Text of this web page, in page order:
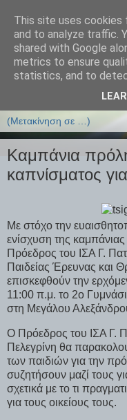
Online Μαθήματα
Καμπάνια
καπνίσματος
Με στόχο την
ενίσχυση της
Πρόεδρος του ΙΣΑ Γ.
Παιδείας Έρευνας και
επισκεφθούν την
11:00 π.μ. το 2ο
στη Μεγάλου
Ο Πρόεδρος του ΙΣΑ Γ.
Πελεγρίνη θα
των παιδιών για την
συζητήσουν μαζί τους
σχετικά με το τι
για τους οικείους τους.
This site uses
and to analyze traffic.
shared with Google
metrics to ensure
statistics, and to